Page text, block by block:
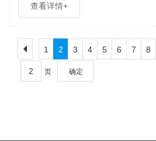
查看详情+
1 2 3 4 5 6 7 8
页 确定